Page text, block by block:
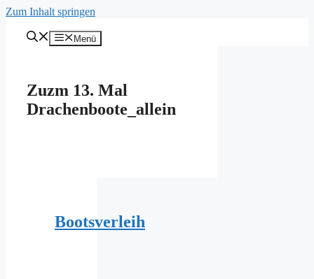
Zum Inhalt springen
Menü
Zuzm 13. Mal
Drachenboote_allein
Bootsverleih